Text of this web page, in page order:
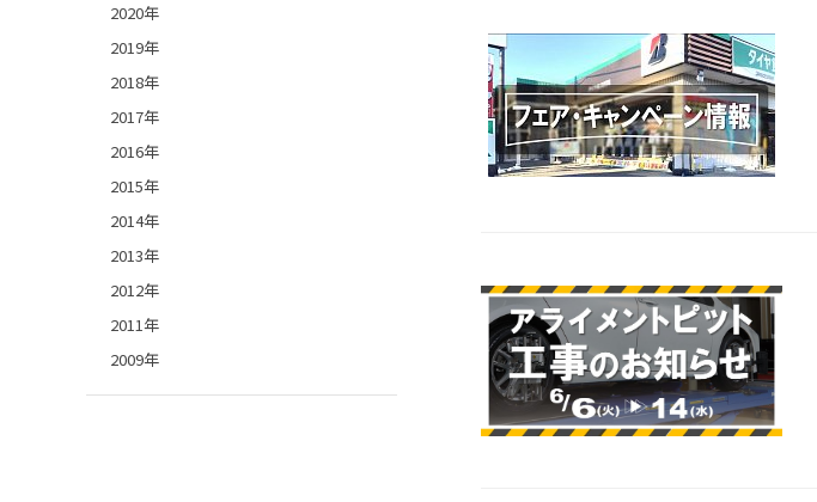
2020年
2019年
2018年
2017年
2016年
2015年
2014年
2013年
2012年
2011年
2009年